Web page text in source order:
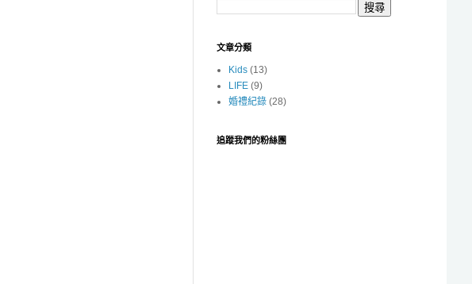
文章分類
Kids (13)
LIFE (9)
婚禮紀錄 (28)
追蹤我們的粉絲團